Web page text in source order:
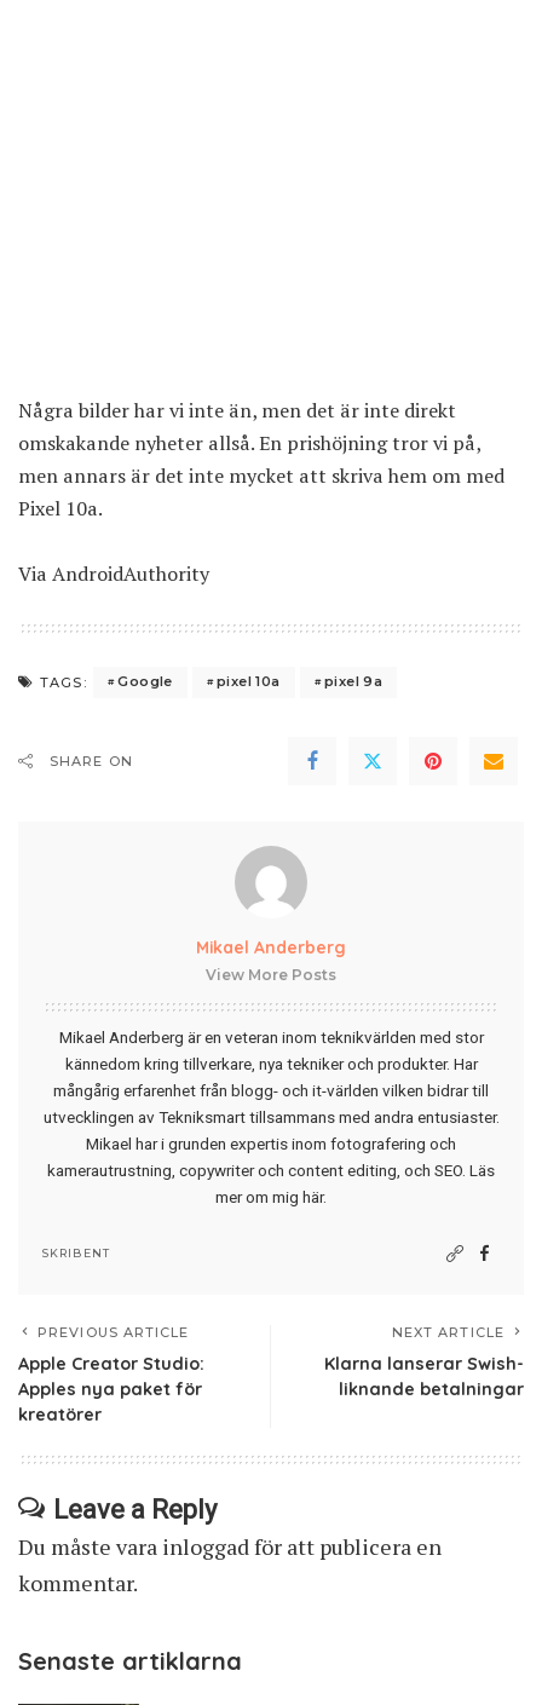
Några bilder har vi inte än, men det är inte direkt
omskakande nyheter allså. En prishöjning tror vi på,
men annars är det inte mycket att skriva hem om med
Pixel 10a.
Via AndroidAuthority
TAGS: Google pixel 10a pixel 9a
SHARE ON
Mikael Anderberg
View More Posts
Mikael Anderberg är en veteran inom teknikvärlden med stor
kännedom kring tillverkare, nya tekniker och produkter. Har
mångårig erfarenhet från blogg- och it-världen vilken bidrar till
utvecklingen av Tekniksmart tillsammans med andra entusiaster.
Mikael har i grunden expertis inom fotografering och
kamerautrustning, copywriter och content editing, och SEO. Läs
mer om mig här.
SKRIBENT
PREVIOUS ARTICLE
Apple Creator Studio:
Apples nya paket för
kreatörer
NEXT ARTICLE
Klarna lanserar Swish-
liknande betalningar
Leave a Reply
Du måste vara inloggad för att publicera en
kommentar.
Senaste artiklarna